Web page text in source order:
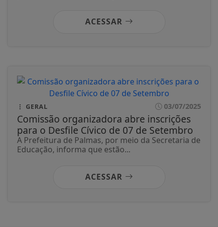
ACESSAR
GERAL 03/07/2025
Comissão organizadora abre inscrições
para o Desfile Cívico de 07 de Setembro
A Prefeitura de Palmas, por meio da Secretaria de
Educação, informa que estão...
ACESSAR